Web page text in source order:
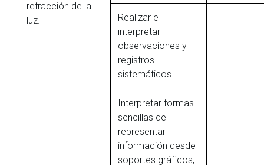
refracción de la
luz.
Realizar e
interpretar
observaciones y
registros
sistemáticos
Interpretar formas
sencillas de
representar
información desde
soportes gráficos,